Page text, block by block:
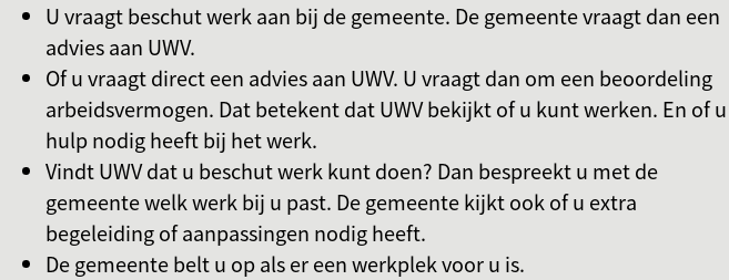
U vraagt beschut werk aan bij de gemeente. De gemeente vraagt dan een
advies aan UWV.
Of u vraagt direct een advies aan UWV. U vraagt dan om een beoordeling
arbeidsvermogen. Dat betekent dat UWV bekijkt of u kunt werken. En of u
hulp nodig heeft bij het werk.
Vindt UWV dat u beschut werk kunt doen? Dan bespreekt u met de
gemeente welk werk bij u past. De gemeente kijkt ook of u extra
begeleiding of aanpassingen nodig heeft.
De gemeente belt u op als er een werkplek voor u is.